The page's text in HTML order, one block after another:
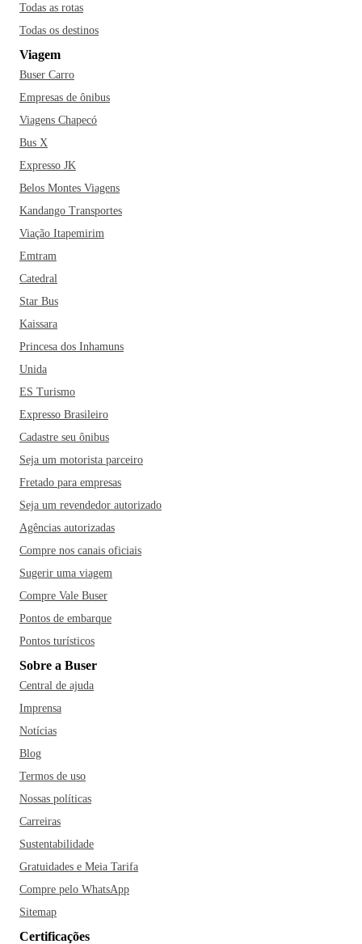
Todas as rotas
Todas os destinos
Viagem
Buser Carro
Empresas de ônibus
Viagens Chapecó
Bus X
Expresso JK
Belos Montes Viagens
Kandango Transportes
Viação Itapemirim
Emtram
Catedral
Star Bus
Kaissara
Princesa dos Inhamuns
Unida
ES Turismo
Expresso Brasileiro
Cadastre seu ônibus
Seja um motorista parceiro
Fretado para empresas
Seja um revendedor autorizado
Agências autorizadas
Compre nos canais oficiais
Sugerir uma viagem
Compre Vale Buser
Pontos de embarque
Pontos turísticos
Sobre a Buser
Central de ajuda
Imprensa
Notícias
Blog
Termos de uso
Nossas políticas
Carreiras
Sustentabilidade
Gratuidades e Meia Tarifa
Compre pelo WhatsApp
Sitemap
Certificações